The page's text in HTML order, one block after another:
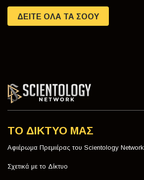
ΔΕΙΤΕ ΟΛΑ ΤΑ ΣΟΟΥ
ΤΟ ΔΙΚΤΥΟ ΜΑΣ
Αφιέρωμα Πρεμιέρας του Scientology Network
Σχετικά με το Δίκτυο